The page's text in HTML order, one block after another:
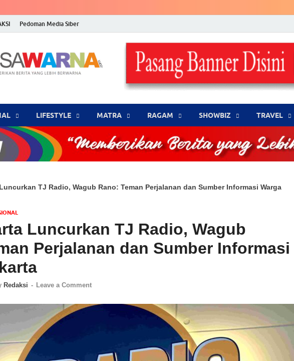
Pedoman Media Siber
LENSA WARNA .com
Memberikan Berita yang Lebih Berwarna
‎LIFESTYLE MATRA ‎RAGAM ‎SHOWBIZ ‎TRAVEL
TJ Radio, Wagub Rano: Teman Perjalanan dan Sumber Informasi Warga
Luncurkan TJ Radio, Wagub
Perjalanan dan Sumber Informasi
Redaksi - Leave a Comment